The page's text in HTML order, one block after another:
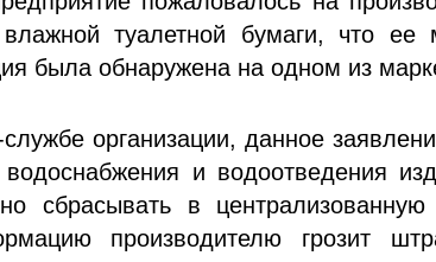
туалетной бумаги, что
была обнаружена на одном из
организации, данное
и водоотведения
сбрасывать в
производителю грозит